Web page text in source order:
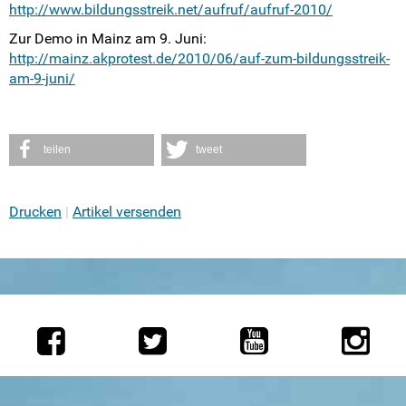
http://www.bildungsstreik.net/aufruf/aufruf-2010/
Zur Demo in Mainz am 9. Juni:
http://mainz.akprotest.de/2010/06/auf-zum-bildungsstreik-
am-9-juni/
teilen tweet
Drucken Artikel versenden